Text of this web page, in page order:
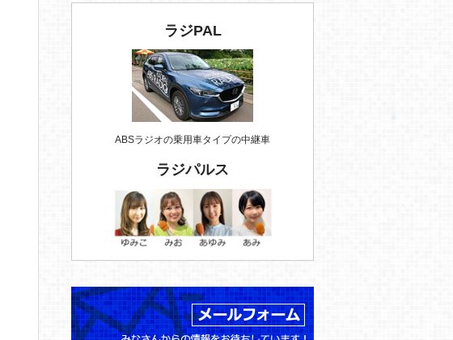
ラジPAL
ABSラジオの乗用車タイプの中継車
ラジパルス